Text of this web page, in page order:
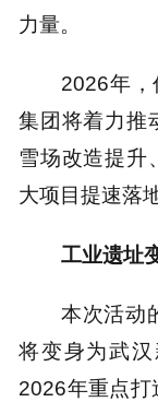
力量。
2026年，
集团将着力推
雪场改造提升
大项目提速落地
工业遗址
本次活动
将变身为武
2026年重点